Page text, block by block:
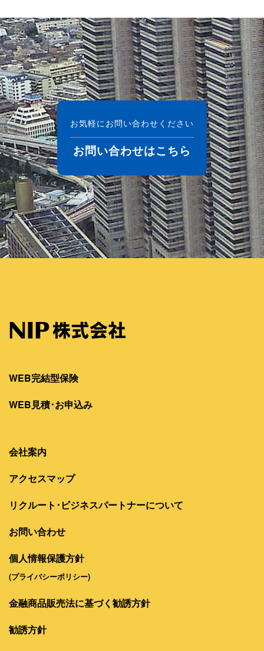
お気軽にお問い合わせください
お問い合わせはこちら
WEB完結型保険
WEB見積･お申込み
会社案内
アクセスマップ
リクルート･ビジネスパートナーについて
お問い合わせ
個人情報保護方針
(プライバシーポリシー)
金融商品販売法に基づく勧誘方針
勧誘方針